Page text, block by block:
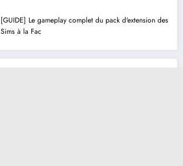
[GUIDE] Le gameplay complet du pack d'extension des
Sims à la Fac